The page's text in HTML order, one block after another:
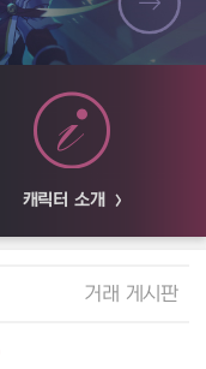
캐릭터 소개
거래 게시판